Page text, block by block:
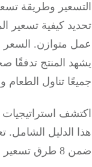
وطريقة تسعير
كيفية تسعير
متوازن. السعر
المنتج تدفقًا
تناول الطعام
استراتيجيات
الدليل الشامل.
أرباحك.